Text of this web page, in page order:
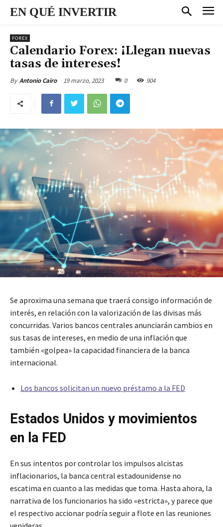
EN QUÉ INVERTIR
FOREX
Calendario Forex: ¡Llegan nuevas
tasas de intereses!
By Antonio Cairo 19 marzo, 2023 0 904
Se aproxima una semana que traerá consigo información de
interés, en relación con la valorización de las divisas más
concurridas. Varios bancos centrales anunciarán cambios en
sus tasas de intereses, en medio de una inflación que
también «golpea» la capacidad financiera de la banca
internacional.
Los bancos solicitan un nuevo préstamo a la FED
Estados Unidos y movimientos
en la FED
En sus intentos por controlar los impulsos alcistas
inflacionarios, la banca central estadounidense no
escatima en cuanto a las medidas que toma. Hasta ahora, la
narrativa de los funcionarios ha sido «estricta», y parece que
el respectivo accionar podría seguir a flote en las reuniones